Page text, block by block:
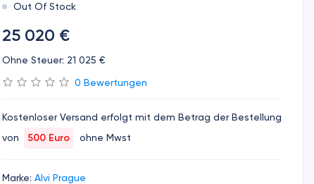
Out Of Stock
25 020 €
Ohne Steuer: 21 025 €
0 Bewertungen
Kostenloser Versand erfolgt mit dem Betrag der Bestellung
von
500 Euro ohne Mwst
Marke: Alvi Prague